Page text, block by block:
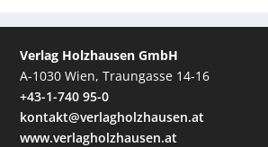
Verlag Holzhausen GmbH
A-1030 Wien, Traungasse 14-16
+43-1-740 95-0
kontakt@verlagholzhausen.at
www.verlagholzhausen.at